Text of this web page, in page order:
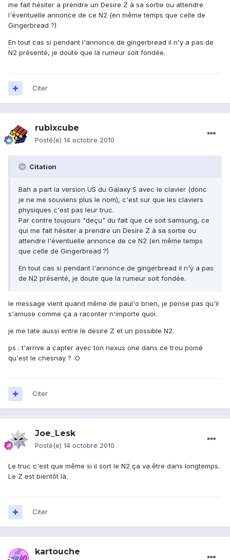
me fait hésiter a prendre un Desire Z à sa sortie ou attendre
l'éventuelle annonce de ce N2 (en même temps que celle de
Gingerbread ?)
En tout cas si pendant l'annonce de gingerbread il n'y a pas de
N2 présenté, je doute que la rumeur soit fondée.
Citer
rubixcube
Posté(e) 14 octobre 2010
Citation
Bah a part la version US du Galaxy S avec le clavier (donc
je ne me souviens plus le nom), c'est sur que les claviers
physiques c'est pas leur truc.
Par contre toujours "deçu" du fait que ce soit samsung, ce
qui me fait hésiter a prendre un Desire Z à sa sortie ou
attendre l'éventuelle annonce de ce N2 (en même temps
que celle de Gingerbread ?)
En tout cas si pendant l'annonce de gingerbread il n'y a pas
de N2 présenté, je doute que la rumeur soit fondée.
le message vient quand même de paul'o brien, je pense pas qu'il
s'amuse comme ça a raconter n'importe quoi.
je me tate aussi entre le desire Z et un possible N2.
ps : t'arrive a capter avec ton nexus one dans ce trou pomé
qu'est le chesnay ? :O
Citer
Joe_Lesk
Posté(e) 14 octobre 2010
Le truc c'est que même si il sort le N2 ça va être dans longtemps.
Le Z est bientôt là.
Citer
kartouche